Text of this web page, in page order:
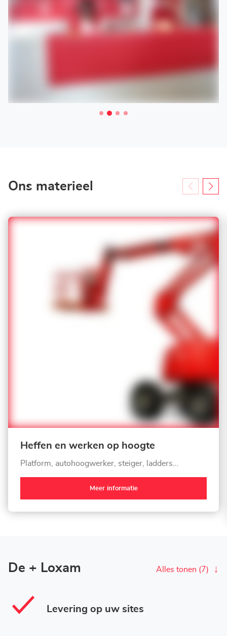
Ons materieel
Heffen en werken op hoogte
Platform, autohoogwerker, steiger, ladders…
Meer informatie
De + Loxam Alles tonen (7)
Levering op uw sites